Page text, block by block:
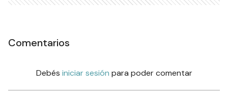
Comentarios
Debés iniciar sesión para poder comentar